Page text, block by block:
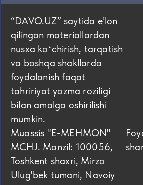
“DAVO.UZ” saytida eʼlon
qilingan materiallardan
nusxa koʻchirish, tarqatish
va boshqa shakllarda
foydalanish faqat
tahririyat yozma roziligi
bilan amalga oshirilishi
mumkin.
Muassis "E-MEHMON"
MCHJ. Manzil: 100056,
Toshkent shaxri, Mirzo
Ulug'bek tumani, Navoiy